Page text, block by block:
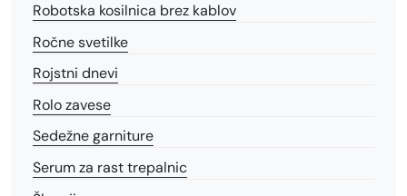
Robotska kosilnica brez kablov
Ročne svetilke
Rojstni dnevi
Rolo zavese
Sedežne garniture
Serum za rast trepalnic